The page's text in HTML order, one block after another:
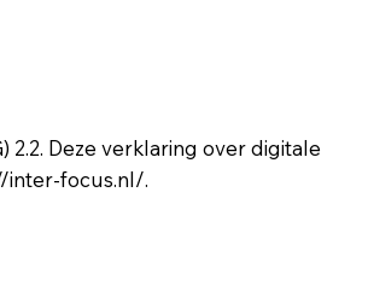
Deze verklaring over digitale
inter-focus.nl/.